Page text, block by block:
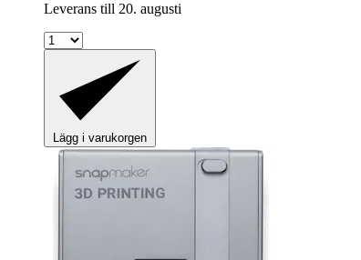
Leverans till 20. augusti
Lägg i varukorgen